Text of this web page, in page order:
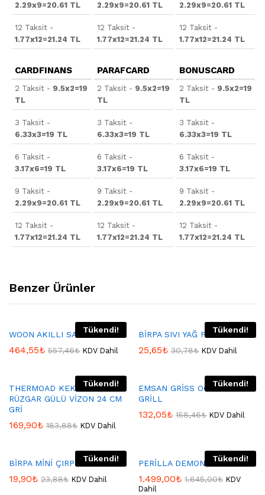
2.29x9=20.61 TL
12 Taksit -
1.77x12=21.24 TL
2.29x9=20.61 TL
12 Taksit -
1.77x12=21.24 TL
2.29x9=20.61 TL
12 Taksit -
1.77x12=21.24 TL
CARDFINANS
2 Taksit - 9.5x2=19
TL
3 Taksit -
6.33x3=19 TL
6 Taksit -
3.17x6=19 TL
9 Taksit -
2.29x9=20.61 TL
12 Taksit -
1.77x12=21.24 TL
PARAFCARD
2 Taksit - 9.5x2=19
TL
3 Taksit -
6.33x3=19 TL
6 Taksit -
3.17x6=19 TL
9 Taksit -
2.29x9=20.61 TL
12 Taksit -
1.77x12=21.24 TL
BONUSCARD
2 Taksit - 9.5x2=19
TL
3 Taksit -
6.33x3=19 TL
6 Taksit -
3.17x6=19 TL
9 Taksit -
2.29x9=20.61 TL
12 Taksit -
1.77x12=21.24 TL
Benzer Ürünler
Tükendi!
WOON AKILLI SAAT GREEN
464,55₺ 557,46₺ KDV Dahil
Tükendi!
BİRPA SIVI YAĞ POMPASI
25,65₺ 30,78₺ KDV Dahil
Tükendi!
THERMOAD KEK KALIBI
RÜZGAR GÜLÜ VİZON 24 CM
GRİ
169,90₺ 183,88₺ KDV Dahil
Tükendi!
EMSAN GRİSS OCAK ÜSTÜ
GRİLL
132,05₺ 158,46₺ KDV Dahil
Tükendi!
BİRPA MİNİ ÇIRPICI
19,90₺ 23,88₺ KDV Dahil
Tükendi!
PERİLLA DEMONTE ASKILIK
1.499,00₺ 1.645,00₺ KDV
Dahil